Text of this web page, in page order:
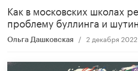
Как в московских школах
проблему буллинга и
Ольга Дашковская / 2 декабря 2022